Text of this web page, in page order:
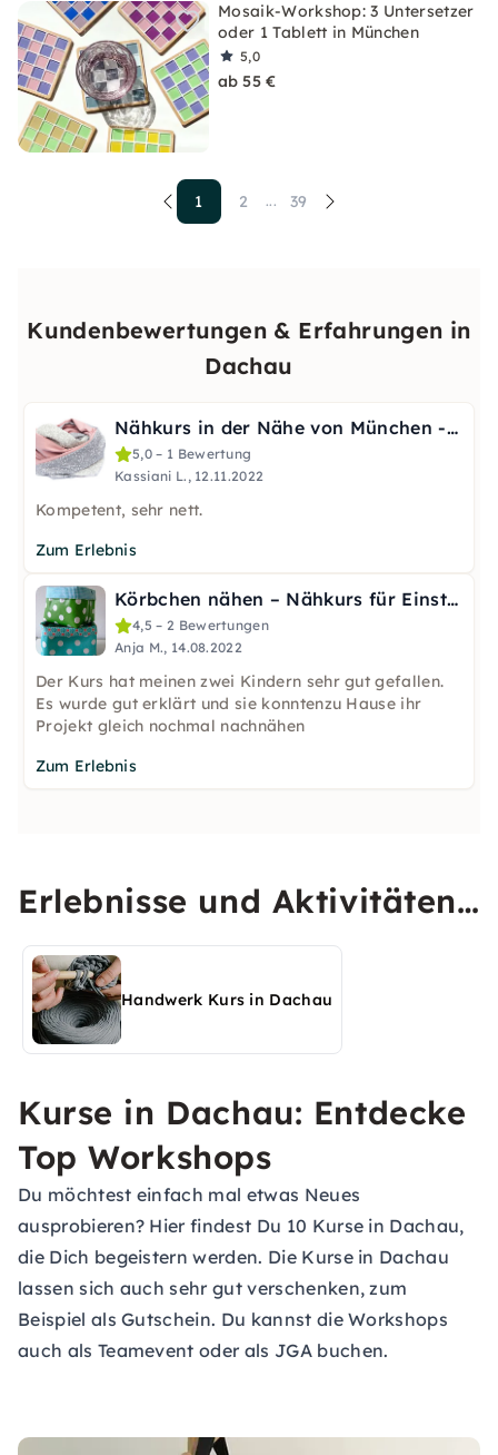
Mosaik-Workshop: 3 Untersetzer
oder 1 Tablett in München
5,0
ab 55 €
1 2 ... 39
Kundenbewertungen & Erfahrungen in
Dachau
Nähkurs in der Nähe von München - Loopschal selber nähen
5,0 – 1 Bewertung
Kassiani L., 12.11.2022
Kompetent, sehr nett.
Zum Erlebnis
Körbchen nähen – Nähkurs für Einsteiger in Dachau
4,5 – 2 Bewertungen
Anja M., 14.08.2022
Der Kurs hat meinen zwei Kindern sehr gut gefallen.
Es wurde gut erklärt und sie konntenzu Hause ihr
Projekt gleich nochmal nachnähen
Zum Erlebnis
Erlebnisse und Aktivitäten
in Dachau entdecken
Handwerk Kurs in Dachau
Kurse in Dachau: Entdecke
Top Workshops
Du möchtest einfach mal etwas Neues
ausprobieren? Hier findest Du 10 Kurse in Dachau,
die Dich begeistern werden. Die Kurse in Dachau
lassen sich auch sehr gut verschenken, zum
Beispiel als Gutschein. Du kannst die Workshops
auch als Teamevent oder als JGA buchen.